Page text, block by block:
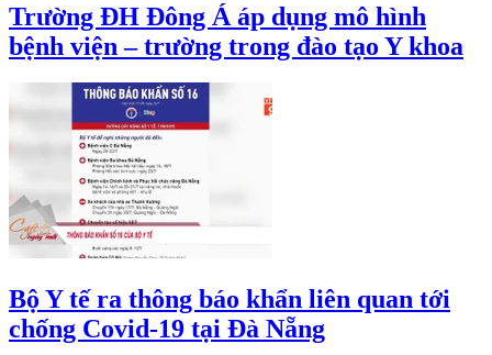
Trường ĐH Đông Á áp dụng mô hình
bệnh viện – trường trong đào tạo Y khoa
Bộ Y tế ra thông báo khẩn liên quan tới
chống Covid-19 tại Đà Nẵng